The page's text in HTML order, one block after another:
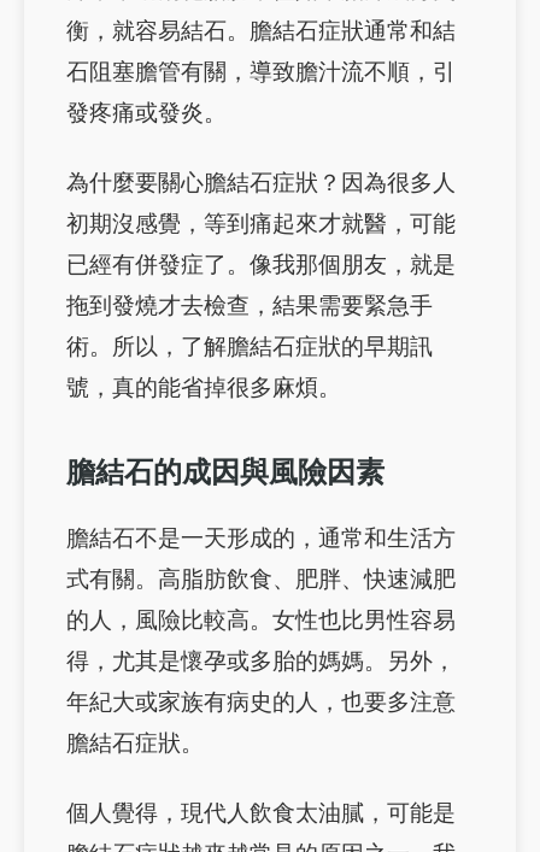
衡，就容易結石。膽結石症狀通常和結
石阻塞膽管有關，導致膽汁流不順，引
發疼痛或發炎。
為什麼要關心膽結石症狀？因為很多人
初期沒感覺，等到痛起來才就醫，可能
已經有併發症了。像我那個朋友，就是
拖到發燒才去檢查，結果需要緊急手
術。所以，了解膽結石症狀的早期訊
號，真的能省掉很多麻煩。
膽結石的成因與風險因素
膽結石不是一天形成的，通常和生活方
式有關。高脂肪飲食、肥胖、快速減肥
的人，風險比較高。女性也比男性容易
得，尤其是懷孕或多胎的媽媽。另外，
年紀大或家族有病史的人，也要多注意
膽結石症狀。
個人覺得，現代人飲食太油膩，可能是